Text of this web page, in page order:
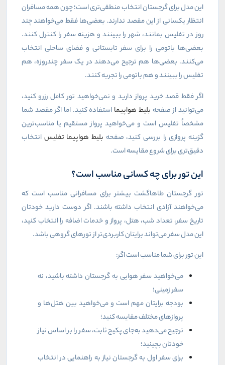
این مدل برای گرجستان انتخاب منطقی‌تری است؛ چون همه مسافران
انتظار یکسانی از این مقصد ندارند. بعضی‌ها فقط می‌خواهند چند
روز در تفلیس بمانند، شهر را ببینند و هزینه سفر را کنترل کنند.
بعضی‌ها باتومی را برای سفر تابستانی و فضای ساحلی انتخاب
می‌کنند. بعضی‌ها هم ترجیح می‌دهند در یک سفر چندروزه، هم
تفلیس را ببینند و هم باتومی را تجربه کنند.
اگر فقط قصد خرید پرواز دارید و نمی‌خواهید تور کامل رزرو کنید،
می‌توانید از صفحه بلیط هواپیما استفاده کنید. اما اگر مقصد شما
مشخصاً تفلیس است و می‌خواهید پرواز مستقیم یا مناسب‌ترین
گزینه پروازی را بررسی کنید، صفحه بلیط هواپیما تفلیس انتخاب
دقیق‌تری برای شروع مقایسه است.
این تور برای چه کسانی مناسب است؟
تور گرجستان طاهاگشت بیشتر برای مسافرانی مناسب است که
می‌خواهند آزادی انتخاب داشته باشند. اگر دوست دارید خودتان
تاریخ سفر، تعداد شب، هتل، پرواز و خدمات اضافه را انتخاب کنید،
این مدل سفر می‌تواند برایتان کاربردی‌تر از تورهای گروهی باشد.
این تور برای شما مناسب است اگر:
می‌خواهید سفر هوایی به گرجستان داشته باشید، نه
سفر زمینی؛
بودجه برایتان مهم است و می‌خواهید بین هتل‌ها و
پروازهای مختلف مقایسه کنید؛
ترجیح می‌دهید به‌جای پکیج ثابت، سفر را بر اساس نیاز
خودتان بچینید؛
برای سفر اول به گرجستان نیاز به راهنمایی در انتخاب